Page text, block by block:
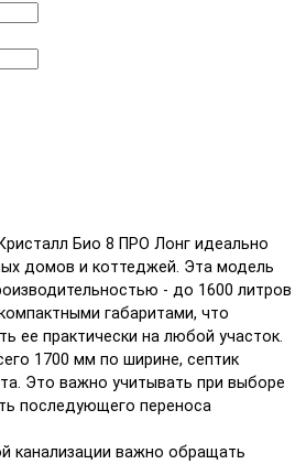
Био 8 ПРО Лонг идеально
домов и коттеджей. Эта модель
- до 1600 литров
габаритами, что
ее практически на любой участок.
1700 мм по ширине, септик
Это важно учитывать при выборе
последующего переноса
канализации важно обращать